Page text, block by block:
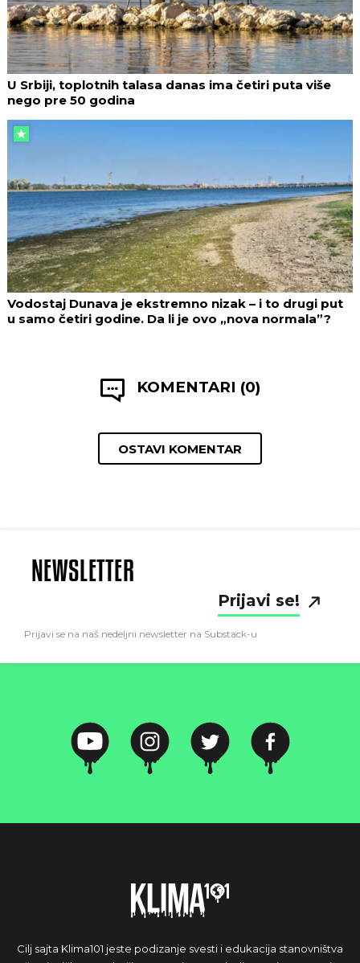
U Srbiji, toplotnih talasa danas ima četiri puta više
nego pre 50 godina
Vodostaj Dunava je ekstremno nizak – i to drugi put
u samo četiri godine. Da li je ovo „nova normala”?
KOMENTARI (0)
OSTAVI KOMENTAR
NEWSLETTER
Prijavi se!
Prijavi se na naš nedeljni newsletter na Substack-u
Cilj sajta Klima101 jeste podizanje svesti i edukacija stanovništva